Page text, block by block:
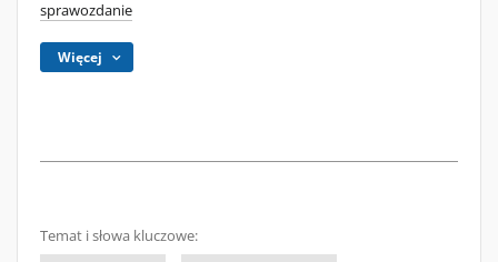
sprawozdanie
Więcej
Temat i słowa kluczowe: